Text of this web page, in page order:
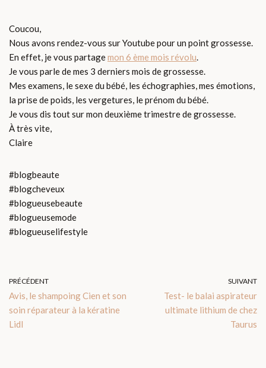
Coucou,
Nous avons rendez-vous sur Youtube pour un point grossesse.
En effet, je vous partagemon 6 ème mois révolu.
Je vous parle de mes 3 derniers mois de grossesse.
Mes examens, le sexe du bébé, les échographies, mes émotions,
la prise de poids, les vergetures, le prénom du bébé.
Je vous dis tout sur mon deuxième trimestre de grossesse.
À très vite,
Claire
#blogbeaute
#blogcheveux
#blogueusebeaute
#blogueusemode
#blogueuselifestyle
PRÉCÉDENT
Avis, le shampoing Cien et son
soin réparateur à la kératine
Lidl
SUIVANT
Test- le balai aspirateur
ultimate lithium de chez
Taurus